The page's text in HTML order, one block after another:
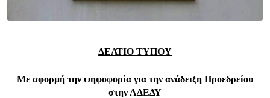
ΔΕΛΤΙΟ ΤΥΠΟΥ
Με αφορμή την ψηφοφορία για την ανάδειξη Προεδρείου
στην ΑΔΕΔΥ